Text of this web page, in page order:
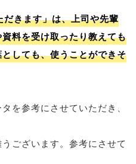
きます」は、上司や先輩
料を受け取ったり教えても
しても、使うことができそ
を参考にさせていただき、
ございます。参考にさせて